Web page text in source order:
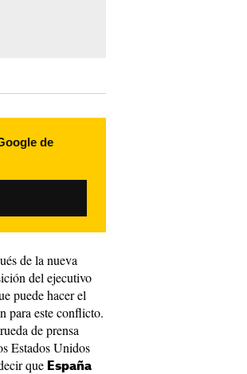
de
de la nueva
del ejecutivo
puede hacer el
para este conflicto.
de prensa
Estados Unidos
que España